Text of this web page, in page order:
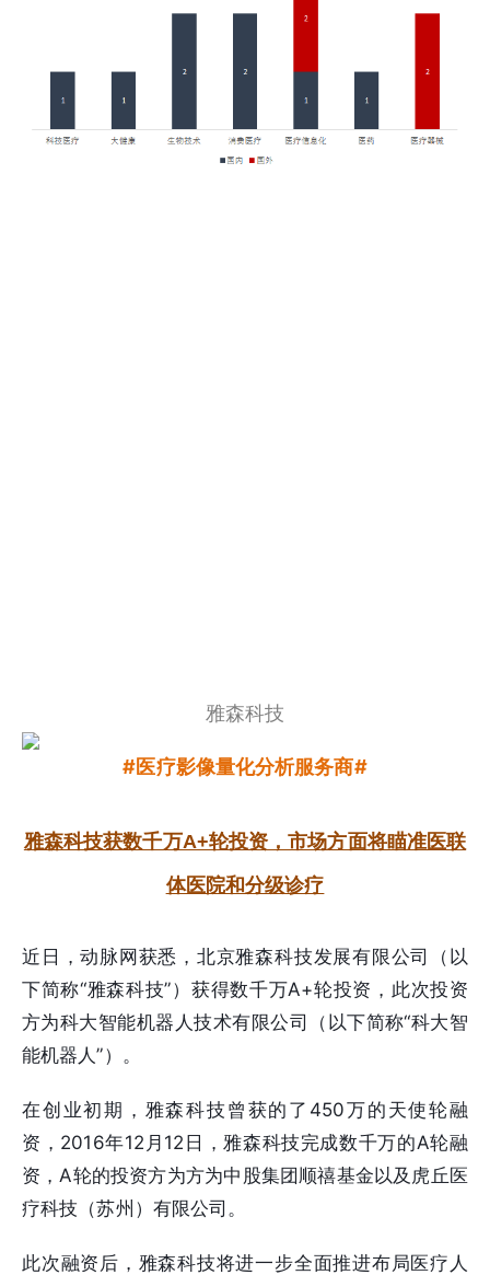
雅森科技
#医疗影像量化分析服务商#
雅森科技获数千万A+轮投资，市场方面将瞄准医联
体医院和分级诊疗
近日，动脉网获悉，北京雅森科技发展有限公司（以
下简称“雅森科技”）获得数千万A+轮投资，此次投资
方为科大智能机器人技术有限公司（以下简称“科大智
能机器人”）。
在创业初期，雅森科技曾获的了450万的天使轮融
资，2016年12月12日，雅森科技完成数千万的A轮融
资，A轮的投资方为方为中股集团顺禧基金以及虎丘医
疗科技（苏州）有限公司。
此次融资后，雅森科技将进一步全面推进布局医疗人